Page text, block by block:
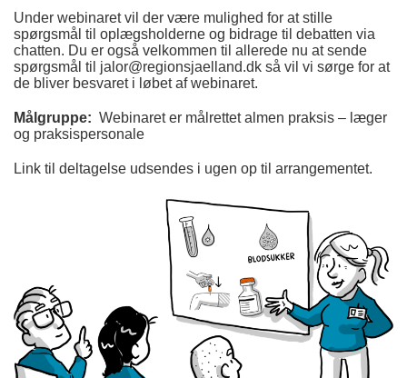
Under webinaret vil der være mulighed for at stille
spørgsmål til oplægsholderne og bidrage til debatten via
chatten. Du er også velkommen til allerede nu at sende
spørgsmål til jalor@regionsjaelland.dk så vil vi sørge for at
de bliver besvaret i løbet af webinaret.
Målgruppe: Webinaret er målrettet almen praksis – læger
og praksispersonale
Link til deltagelse udsendes i ugen op til arrangementet.